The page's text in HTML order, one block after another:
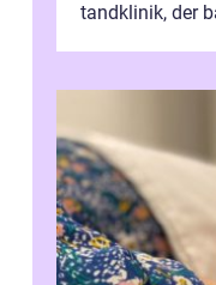
tandklinik, der